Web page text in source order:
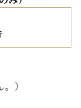
決済）にかか
されており、
）